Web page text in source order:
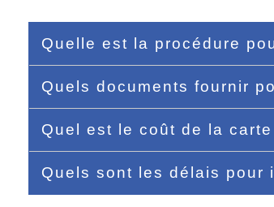
Quelle est la procédure
Quels documents fournir
Quel est le coût de la
Quels sont les délais pour